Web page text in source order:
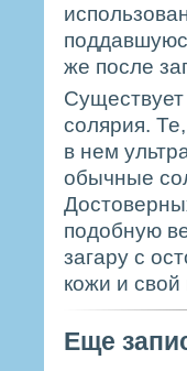
же после
солярия.
в нем
обычные
подобную
загару с
кожи и
Еще